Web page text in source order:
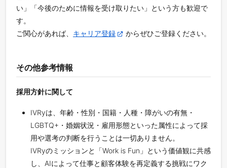
い」「今後のために情報を受け取りたい」という方も歓迎で
す。
ご関心があれば、 キャリア登録 からぜひご登録ください。
その他参考情報
採用方針に関して
IVRyは、年齢・性別・国籍・人種・障がいの有無・
LGBTQ+・婚姻状況・雇用形態といった属性によって採
用や選考の判断を行うことは一切ありません。
IVRyのミッションと「Work is Fun」という価値観に共感
し、AIによって仕事と顧客体験を再定義する挑戦にワク